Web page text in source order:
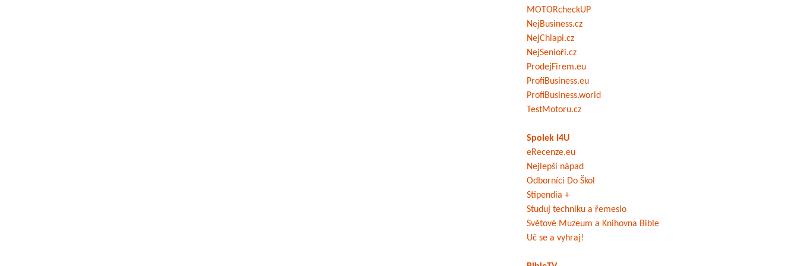
MOTORcheckUP
NejBusiness.cz
NejChlapi.cz
NejSenioři.cz
ProdejFirem.eu
ProfiBusiness.eu
ProfiBusiness.world
TestMotoru.cz
Spolek I4U
eRecenze.eu
Nejlepší nápad
Odborníci Do Škol
Stipendia +
Studuj techniku a řemeslo
Světové Muzeum a Knihovna Bible
Uč se a vyhraj!